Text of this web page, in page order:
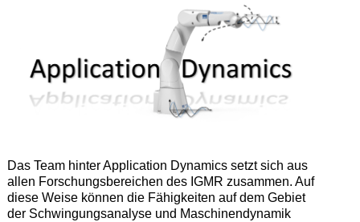
Das Team hinter Application Dynamics setzt sich aus
allen Forschungsbereichen des IGMR zusammen. Auf
diese Weise können die Fähigkeiten auf dem Gebiet
der Schwingungsanalyse und Maschinendynamik